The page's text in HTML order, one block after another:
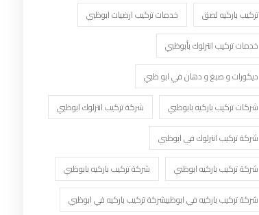
تركيب باركيه لصق
خدمات تركيب ارضيات ابوظبي
خدمات تركيب انترلوك بأبوظبي
ديكورات و صبغ و دهان في ابو ظبي
شركات تركيب باركيه بابوظبي
شركة تركيب انترلوك ابوظبي
شركة تركيب انترلوك في ابوظبي
شركة تركيب باركيه ابوظبي
شركة تركيب باركيه بابوظبي
شركة تركيب باركيه في ابوظبيشركة تركيب باركيه في ابوظبي